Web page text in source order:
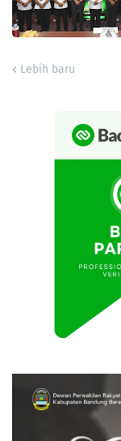
Lebih baru